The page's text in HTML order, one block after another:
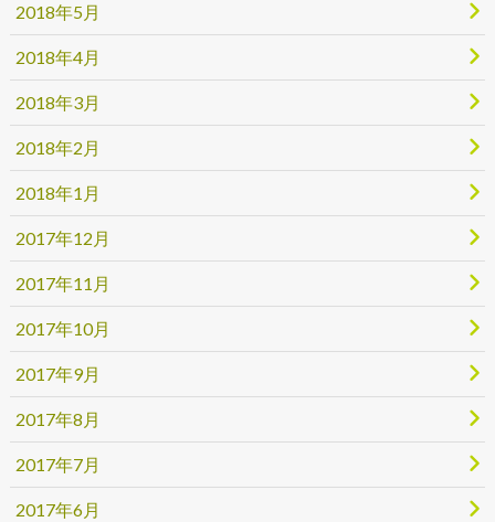
2018年5月
2018年4月
2018年3月
2018年2月
2018年1月
2017年12月
2017年11月
2017年10月
2017年9月
2017年8月
2017年7月
2017年6月